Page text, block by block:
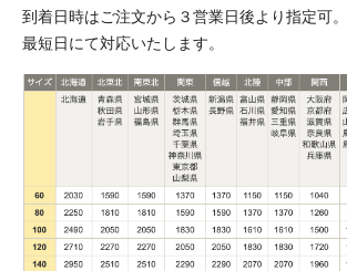
到着日時はご注文から３営業日後より指定可
最短日にて対応いたします。